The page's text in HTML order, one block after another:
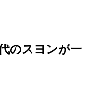
のスヨンが一